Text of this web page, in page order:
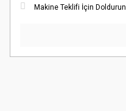
Makine Teklifi İçin Doldurun